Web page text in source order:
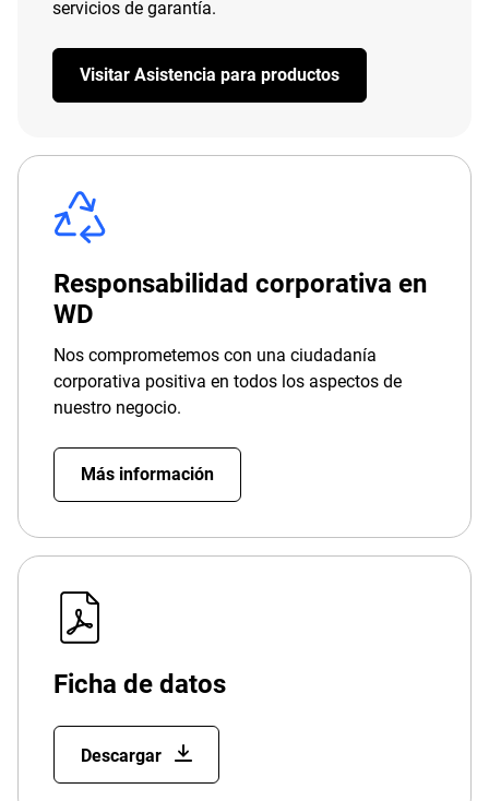
servicios de garantía.
Visitar Asistencia para productos
Responsabilidad corporativa en
WD
Nos comprometemos con una ciudadanía
corporativa positiva en todos los aspectos de
nuestro negocio.
Más información
Ficha de datos
Descargar